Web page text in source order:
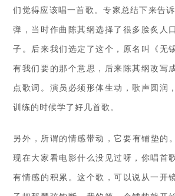
们觉得应该唱一首歌。专家总结下来告
弹，当时作曲陈其纲选择了很多脍炙人
子。后来我们选定了这个，原名叫《无
有我们要的那个意思，后来陈其纲改写
点歌词。演员必须形体生动，歌声圆润
训练的时候学了好几首歌。
另外，所谓的情感带动，它要有铺垫
现在大家看电影什么没见过呀，你唱首
有情感的积累。这个歌，可以说从一开